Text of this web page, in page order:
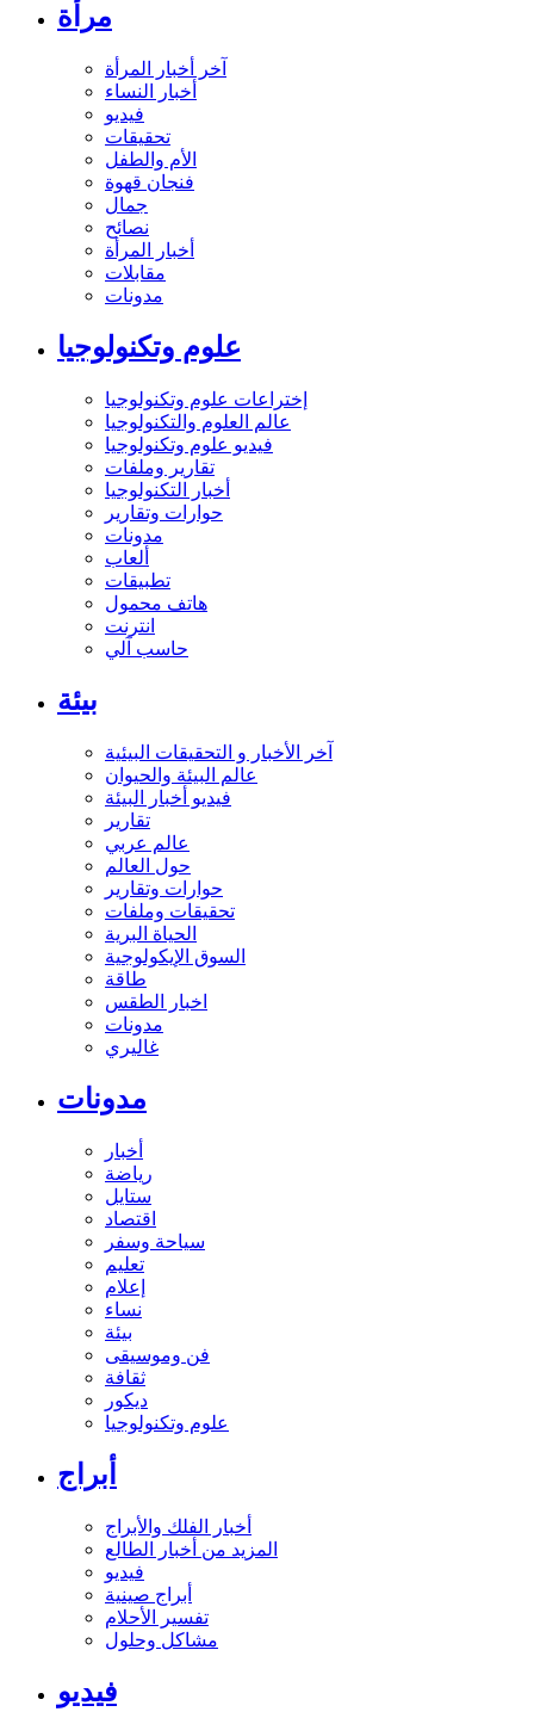
مرأة
آخر أخبار المرأة
أخبار النساء
فيديو
تحقيقات
الأم والطفل
فنجان قهوة
جمال
نصائح
أخبار المرأة
مقابلات
مدونات
علوم وتكنولوجيا
إختراعات علوم وتكنولوجيا
عالم العلوم والتكنولوجيا
فيديو علوم وتكنولوجيا
تقارير وملفات
أخبار التكنولوجيا
حوارات وتقارير
مدونات
ألعاب
تطبيقات
هاتف محمول
انترنت
حاسب آلي
بيئة
آخر الأخبار و التحقيقات البيئية
عالم البيئة والحيوان
فيديو أخبار البيئة
تقارير
عالم عربي
حول العالم
حوارات وتقارير
تحقيقات وملفات
الحياة البرية
السوق الإيكولوجية
طاقة
اخبار الطقس
مدونات
غاليري
مدونات
أخبار
رياضة
ستايل
اقتصاد
سياحة وسفر
تعليم
إعلام
نساء
بيئة
فن وموسيقى
ثقافة
ديكور
علوم وتكنولوجيا
أبراج
أخبار الفلك والأبراج
المزيد من أخبار الطالع
فيديو
أبراج صينية
تفسير الأحلام
مشاكل وحلول
فيديو